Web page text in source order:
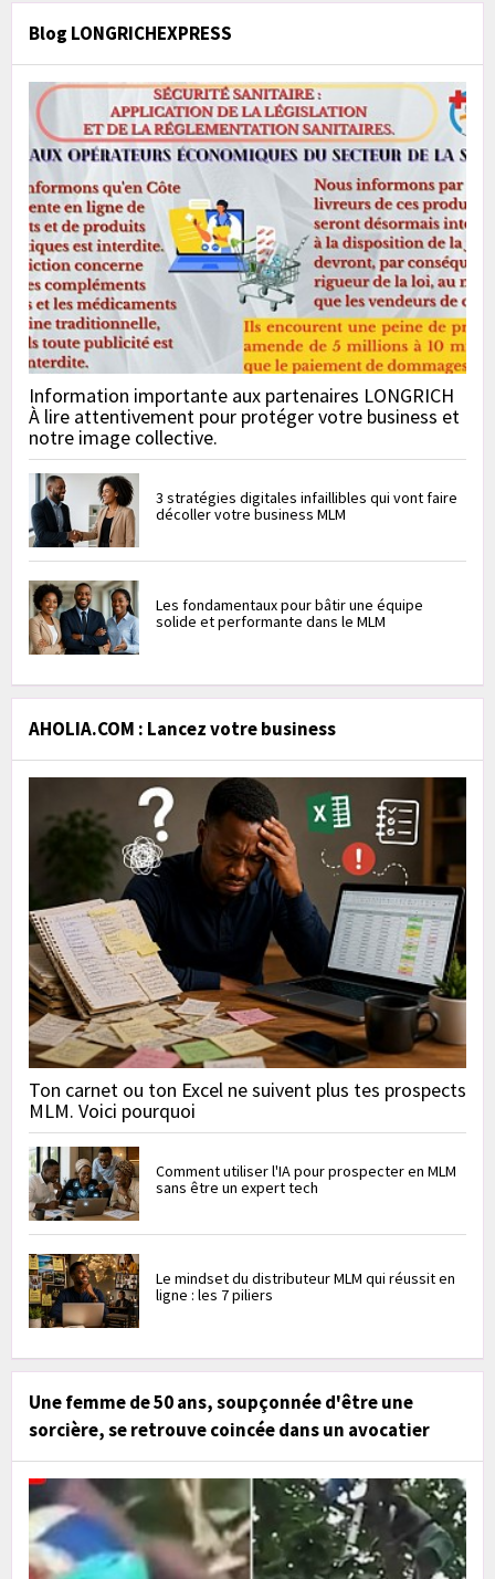
Blog LONGRICHEXPRESS
Information importante aux partenaires LONGRICH
À lire attentivement pour protéger votre business et
notre image collective.
3 stratégies digitales infaillibles qui vont faire
décoller votre business MLM
Les fondamentaux pour bâtir une équipe
solide et performante dans le MLM
AHOLIA.COM : Lancez votre business
Ton carnet ou ton Excel ne suivent plus tes prospects
MLM. Voici pourquoi
Comment utiliser l'IA pour prospecter en MLM
sans être un expert tech
Le mindset du distributeur MLM qui réussit en
ligne : les 7 piliers
Une femme de 50 ans, soupçonnée d'être une
sorcière, se retrouve coincée dans un avocatier